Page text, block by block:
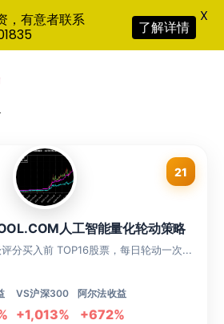
21
人工智能量化轮动策略
分买入前 TOP16股票，每日轮动一次...
VS沪深300
+1,013%
阿尔法收益
+672%
，有意者联系
了解详情
X